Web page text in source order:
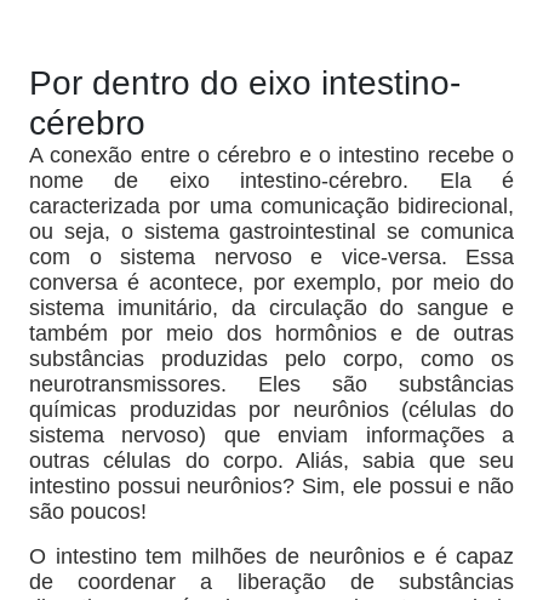
Por dentro do eixo intestino-
cérebro
A conexão entre o cérebro e o intestino recebe o
nome de eixo intestino-cérebro. Ela é
caracterizada por uma comunicação bidirecional,
ou seja, o sistema gastrointestinal se comunica
com o sistema nervoso e vice-versa. Essa
conversa é acontece, por exemplo, por meio do
sistema imunitário, da circulação do sangue e
também por meio dos hormônios e de outras
substâncias produzidas pelo corpo, como os
neurotransmissores. Eles são substâncias
químicas produzidas por neurônios (células do
sistema nervoso) que enviam informações a
outras células do corpo. Aliás, sabia que seu
intestino possui neurônios? Sim, ele possui e não
são poucos!
O intestino tem milhões de neurônios e é capaz
de coordenar a liberação de substâncias